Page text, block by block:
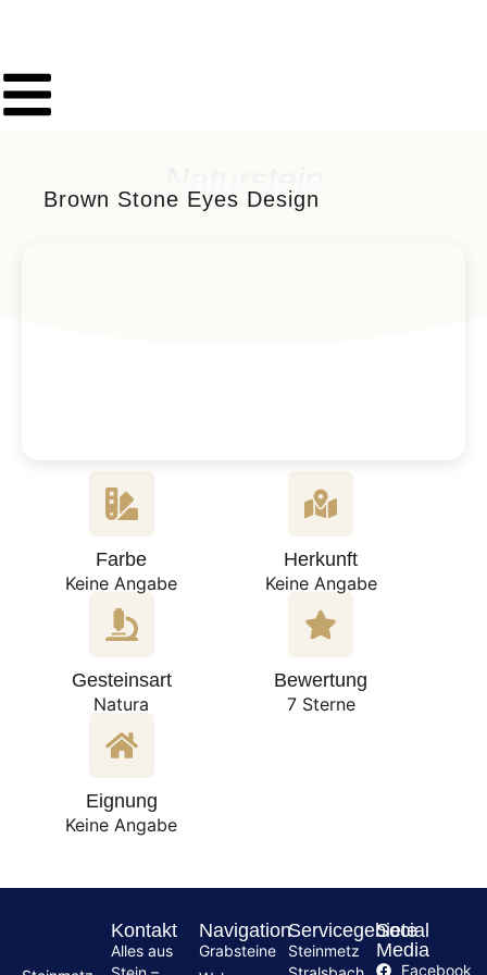
Brown Stone Eyes Design
Farbe
Keine Angabe
Herkunft
Keine Angabe
Gesteinsart
Natura
Bewertung
7 Sterne
Eignung
Keine Angabe
Kontakt
Alles aus
Navigation
Grabsteine
Servicegebiete
Steinmetz
Social
Media
Facebook